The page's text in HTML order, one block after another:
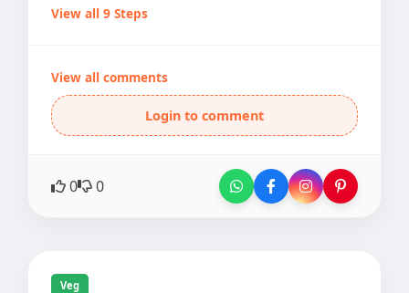
View all 9 Steps
View all comments
Login to comment
0 0
Veg